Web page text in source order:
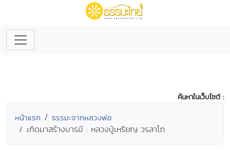
ค้นหาในเว็บไซต์ :
หน้าแรก ธรรมะจากหลวงพ่อ
เกิดมาสร้างบารมี : หลวงปู่เหรียญ วรลาโภ